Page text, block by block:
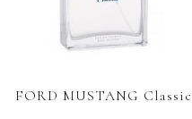
FORD MUSTANG Classic